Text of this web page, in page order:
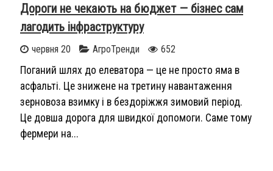
Дороги не чекають на бюджет — бізнес сам
лагодить інфраструктуру
червня 20 АгроТренди 652
Поганий шлях до елеватора — це не просто яма в
асфальті. Це знижене на третину навантаження
зерновоза взимку і в бездоріжжя зимовий період.
Це довша дорога для швидкої допомоги. Саме тому
фермери на...